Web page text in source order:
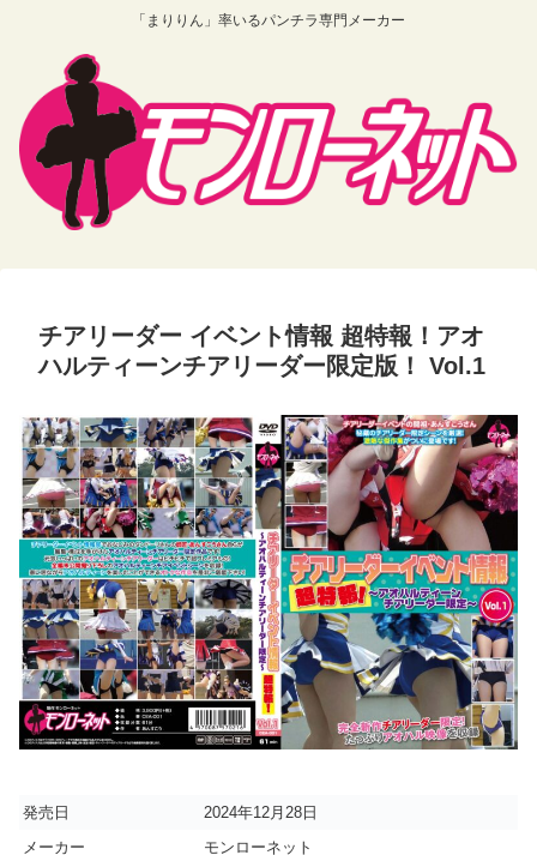
「まりりん」率いるパンチラ専門メーカー
チアリーダー イベント情報 超特報！アオ
ハルティーンチアリーダー限定版！ Vol.1
発売日
2024年12月28日
メーカー
モンローネット